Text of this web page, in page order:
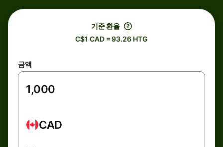
기준 환율
C$1 CAD = 93.26 HTG
금액
CAD